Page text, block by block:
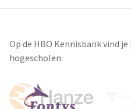
Op de HBO Kennisbank vind
hogescholen